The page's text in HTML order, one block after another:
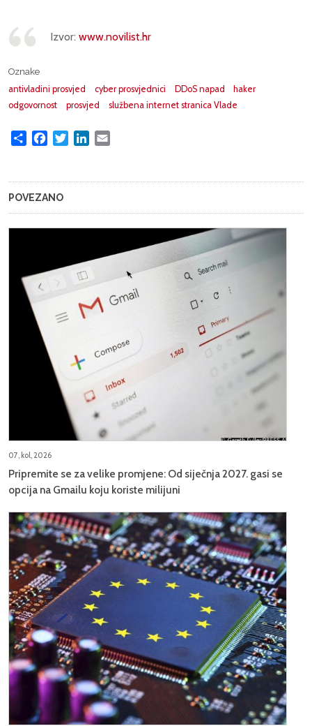
Izvor: www.novilist.hr
Oznake
antivladini prosvjed
cyber prosvjednici DDoS napad
haker
odgovornost
prosvjed službena internet stranica Vlade
Share FacebookTwitterLinkedIn
POVEZANO
07, kol, 2026
Pripremite se za velike promjene: Od siječnja 2027. gasi se
opcija na Gmailu koju koriste milijuni